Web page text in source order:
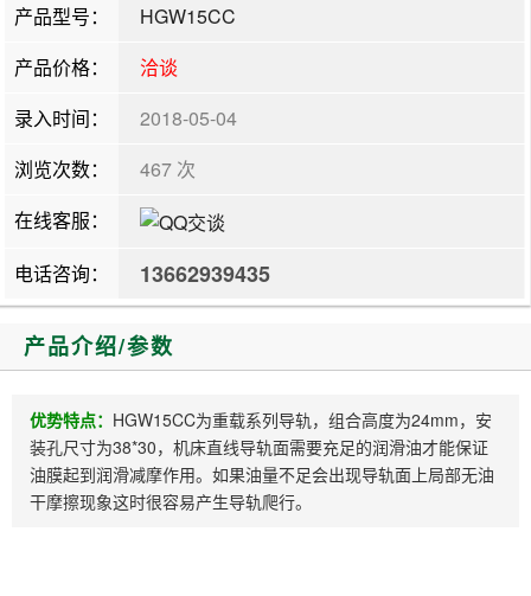
产品型号：
HGW15CC
产品价格：
洽谈
录入时间：
2018-05-04
浏览次数：
467 次
在线客服：
电话咨询：
13662939435
产品介绍/参数
优势特点： HGW15CC为重载系列导轨，组合高度为24mm，安
装孔尺寸为38*30，机床直线导轨面需要充足的润滑油才能保证
油膜起到润滑减摩作用。如果油量不足会出现导轨面上局部无油
干摩擦现象这时很容易产生导轨爬行。